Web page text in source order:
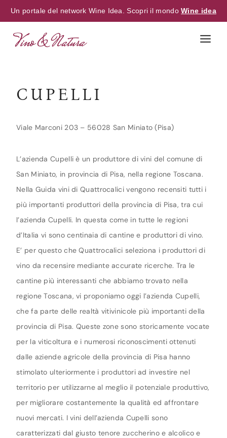
Un portale del network Wine Idea. Scopri il mondoWine idea
CUPELLI
Viale Marconi 203 – 56028 San Miniato (Pisa)
L’azienda Cupelli è un produttore di vini del comune di
San Miniato, in provincia di Pisa, nella regione Toscana.
Nella Guida vini di Quattrocalici vengono recensiti tutti i
più importanti produttori della provincia di Pisa, tra cui
l’azienda Cupelli. In questa come in tutte le regioni
d’Italia vi sono centinaia di cantine e produttori di vino.
E’ per questo che Quattrocalici seleziona i produttori di
vino da recensire mediante accurate ricerche. Tra le
cantine più interessanti che abbiamo trovato nella
regione Toscana, vi proponiamo oggi l’azienda Cupelli,
che fa parte delle realtà vitivinicole più importanti della
provincia di Pisa. Queste zone sono storicamente vocate
per la viticoltura e i numerosi riconoscimenti ottenuti
dalle aziende agricole della provincia di Pisa hanno
stimolato ulteriormente i produttori ad investire nel
territorio per utilizzarne al meglio il potenziale produttivo,
per migliorare costantemente la qualità ed affrontare
nuovi mercati. I vini dell’azienda Cupelli sono
caratterizzati dal giusto tenore zuccherino e alcolico e